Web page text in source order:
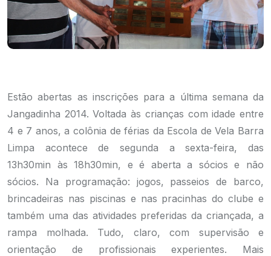
Estão abertas as inscrições para a última semana da
Jangadinha 2014. Voltada às crianças com idade entre
4 e 7 anos, a colônia de férias da Escola de Vela Barra
Limpa acontece de segunda a sexta-feira, das
13h30min às 18h30min, e é aberta a sócios e não
sócios. Na programação: jogos, passeios de barco,
brincadeiras nas piscinas e nas pracinhas do clube e
também uma das atividades preferidas da criançada, a
rampa molhada. Tudo, claro, com supervisão e
orientação de profissionais experientes. Mais